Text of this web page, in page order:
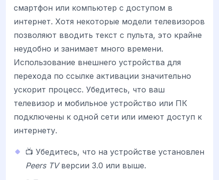
смартфон или компьютер с доступом в
интернет. Хотя некоторые модели телевизоров
позволяют вводить текст с пульта, это крайне
неудобно и занимает много времени.
Использование внешнего устройства для
перехода по ссылке активации значительно
ускорит процесс. Убедитесь, что ваш
телевизор и мобильное устройство или ПК
подключены к одной сети или имеют доступ к
интернету.
📺 Убедитесь, что на устройстве установлен
Peers TVверсии 3.0 или выше.